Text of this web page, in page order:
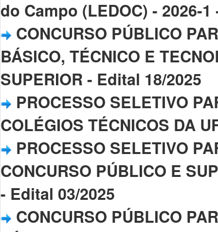
do Campo (LEDOC) - 2026-
CONCURSO PÚBLICO
BÁSICO, TÉCNICO E
SUPERIOR - Edital 18/2025
PROCESSO SELETIVO
COLÉGIOS TÉCNICOS DA
PROCESSO SELETIVO
CONCURSO PÚBLICO E
- Edital 03/2025
CONCURSO PÚBLICO